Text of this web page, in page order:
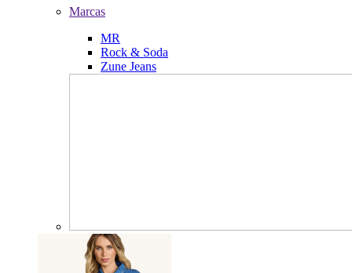
Marcas
MR
Rock & Soda
Zune Jeans